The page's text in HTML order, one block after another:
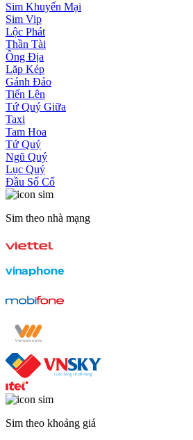
Sim Khuyến Mại
Sim Vip
Lộc Phát
Thần Tài
Ông Địa
Lặp Kép
Gánh Đảo
Tiến Lên
Tứ Quý Giữa
Taxi
Tam Hoa
Tứ Quý
Ngũ Quý
Lục Quý
Đầu Số Cổ
Sim theo nhà mạng
Sim theo khoảng giá